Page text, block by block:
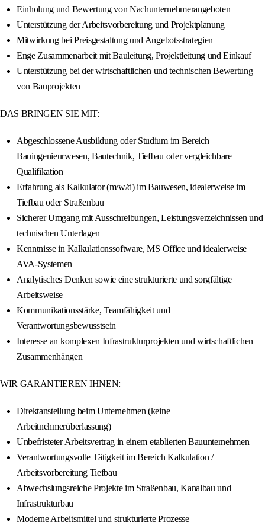
Einholung und Bewertung von Nachunternehmerangeboten
Unterstützung der Arbeitsvorbereitung und Projektplanung
Mitwirkung bei Preisgestaltung und Angebotsstrategien
Enge Zusammenarbeit mit Bauleitung, Projektleitung und Einkauf
Unterstützung bei der wirtschaftlichen und technischen Bewertung
von Bauprojekten
DAS BRINGEN SIE MIT:
Abgeschlossene Ausbildung oder Studium im Bereich
Bauingenieurwesen, Bautechnik, Tiefbau oder vergleichbare
Qualifikation
Erfahrung als Kalkulator (m/w/d) im Bauwesen, idealerweise im
Tiefbau oder Straßenbau
Sicherer Umgang mit Ausschreibungen, Leistungsverzeichnissen und
technischen Unterlagen
Kenntnisse in Kalkulationssoftware, MS Office und idealerweise
AVA-Systemen
Analytisches Denken sowie eine strukturierte und sorgfältige
Arbeitsweise
Kommunikationsstärke, Teamfähigkeit und
Verantwortungsbewusstsein
Interesse an komplexen Infrastrukturprojekten und wirtschaftlichen
Zusammenhängen
WIR GARANTIEREN IHNEN:
Direktanstellung beim Unternehmen (keine
Arbeitnehmerüberlassung)
Unbefristeter Arbeitsvertrag in einem etablierten Bauunternehmen
Verantwortungsvolle Tätigkeit im Bereich Kalkulation /
Arbeitsvorbereitung Tiefbau
Abwechslungsreiche Projekte im Straßenbau, Kanalbau und
Infrastrukturbau
Moderne Arbeitsmittel und strukturierte Prozesse